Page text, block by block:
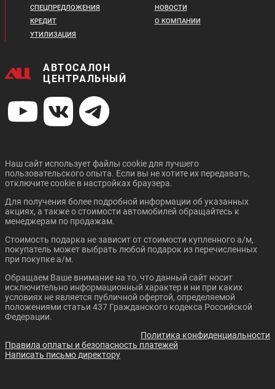
СПЕЦПРЕДЛОЖЕНИЯ
КРЕДИТ
УТИЛИЗАЦИЯ
НОВОСТИ
О КОМПАНИИ
АВТОСАЛОН
ЦЕНТРАЛЬНЫЙ
Наш сайт использует файлы cookie для лучшего
пользовательского опыта. Если вы не хотите их передавать,
отключите cookie в настройках браузера.
Для получения более подробной информации об указанных
акциях, а также о стоимости автомобилей обращайтесь к
менеджерам по продажам.
Стоимость подарка не зависит от стоимости купленного а/м,
покупатель может выбрать любой подарок из перечисленных
при покупке а/м.
Обращаем Ваше внимание на то, что данный сайт носит
исключительно информационный характер и ни при каких
условиях не является публичной офертой, определяемой
положениями статьи 437 Гражданского кодекса Российской
Федерации.
Политика конфиденциальности
Правила оплаты и безопасность платежей
Написать письмо директору